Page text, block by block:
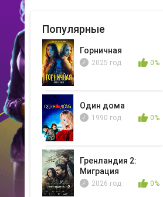
Популярные
Горничная
2025 год 0%
Один дома
1990 год 0%
Гренландия 2:
Миграция
2026 год 0%